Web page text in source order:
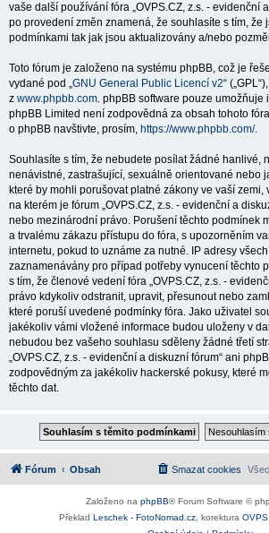
vaše další používání fóra „OVPS.CZ, z.s. - evidenční
po provedení změn znamená, že souhlasíte s tím, že
podmínkami tak jak jsou aktualizovány a/nebo
Toto fórum je založeno na systému phpBB, což je
vydané pod „GNU General Public Licencí v2“
z www.phpbb.com. phpBB software pouze umožňuje
phpBB Limited není zodpovědná za obsah tohoto
o phpBB navštivte, prosím, https://www.phpbb.com/.
Souhlasíte s tím, že nebudete posílat žádné hanlivé,
nenávistné, zastrašující, sexuálně orientované nebo
které by mohli porušovat platné zákony ve vaší zemi,
na kterém je fórum „OVPS.CZ, z.s. - evidenční a
nebo mezinárodní právo. Porušení těchto podmínek
a trvalému zákazu přístupu do fóra, s upozorněním
internetu, pokud to uznáme za nutné. IP adresy
zaznamenávány pro případ potřeby vynucení těchto
s tím, že členové vedení fóra „OVPS.CZ, z.s. -
právo kdykoliv odstranit, upravit, přesunout nebo
které poruší uvedené podmínky fóra. Jako uživatel
jakékoliv vámi vložené informace budou uloženy v
nebudou bez vašeho souhlasu sděleny žádné třetí
„OVPS.CZ, z.s. - evidenční a diskuzní fórum“ ani
zodpovědným za jakékoliv hackerské pokusy, které
těchto dat.
Fórum Obsah Smazat cookies
Založeno na phpBB® Forum Software ©
Překlad Leschek - FotoNomad.cz , korektura